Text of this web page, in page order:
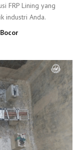
FRP Lining yang
industri Anda.